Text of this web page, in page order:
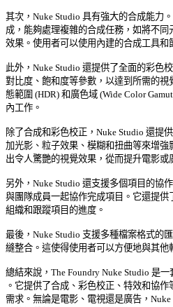
其次，Nuke Studio 具有強大的合成能力
成，能夠處理複雜的合成任務，如將不
效果。使用者可以使用內建的合成工具和
此外，Nuke Studio 還提供了全面的彩色
對比度、飽和度等參數，以達到所需的
態範圍 (HDR) 和廣色域 (Wide Color
內工作。
除了合成和彩色校正，Nuke Studio 還提
加光影、粒子效果、模糊和扭曲等來增
出令人驚艷的視覺效果，從而提升電影或
另外，Nuke Studio 還支援多個項目的協
與團隊成員一起協作完成項目。它還提
組織和跟蹤項目的進度。
最後，Nuke Studio 支援多種檔案格式的
縫整合。這使得使用者可以方便地與其
總結來說，The Foundry Nuke Studio 是
。它提供了合成、彩色校正、特效和協
需求。無論是電影、電視還是廣告，